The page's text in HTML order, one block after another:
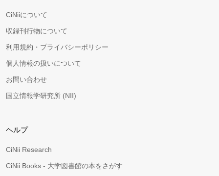
CiNiiについて
収録刊行物について
利用規約・プライバシーポリシー
個人情報の扱いについて
お問い合わせ
国立情報学研究所 (NII)
ヘルプ
CiNii Research
CiNii Books - 大学図書館の本をさがす